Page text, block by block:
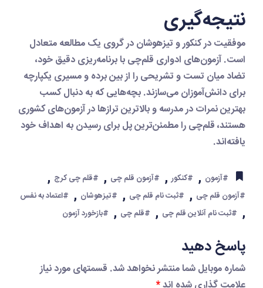
نتیجه‌گیری
موفقیت در کنکور و تیزهوشان در گروی یک مطالعه متعادل
است. آزمون‌های ادواری قلم‌چی با برنامه‌ریزی دقیق خود،
تضاد میان تست و تشریحی را از بین برده و مسیری یکپارچه
برای دانش‌آموزان می‌سازند.بچه‌هایی که به دنبال کسب
بهترین نمرات در مدرسه و بالاترین ترازها در آزمون‌های کشوری
هستند، قلم‌چی را مطمئن‌ترین پل برای رسیدن به اهداف خود
یافته‌اند.
#آزمون , #کنکور , #آزمون قلم چی , #قلم چی کرج ,
#آزمون قلم چی , #ثبت نام قلم چی , #تیزهوشان , #اعتماد به نفس
#ثبت نام آنلاین قلم چی , #قلم چی , #بازخورد آزمون
پاسخ دهید
شماره موبایل شما منتشر نخواهد شد. قسمتهای مورد نیاز